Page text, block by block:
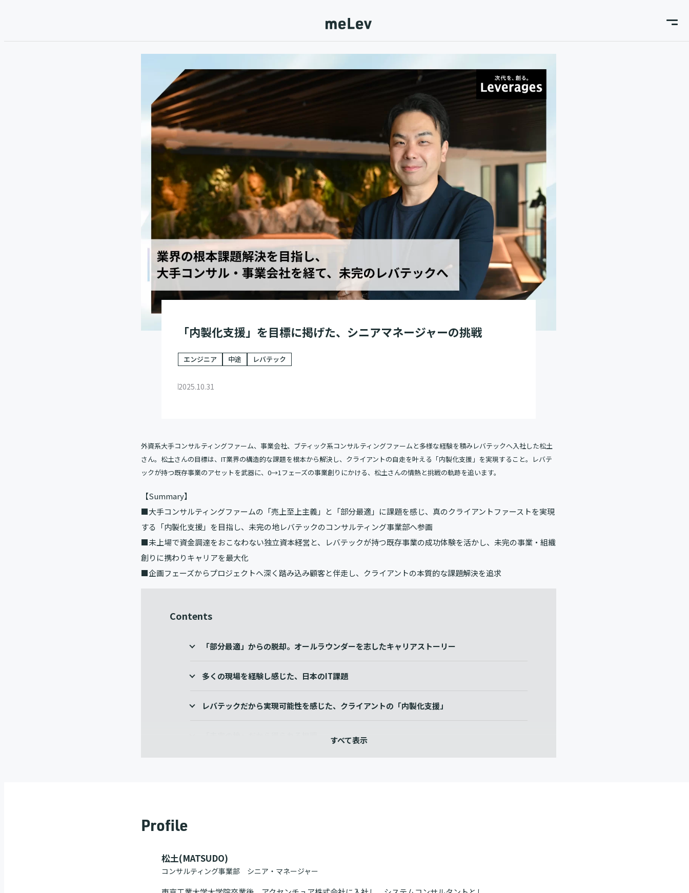
「内製化支援」を目標に掲げた、シニアマネージャーの挑戦
エンジニア 中途 レバテック
2025.10.31
外資系大手コンサルティングファーム、事業会社、ブティック系コンサルティングファームと多様な経験を積みレバテックへ入社した松土
さん。松土さんの目標は、IT業界の構造的な課題を根本から解決し、クライアントの自走を叶える「内製化支援」を実現すること。レバテ
ックが持つ既存事業のアセットを武器に、0→1フェーズの事業創りにかける、松土さんの情熱と挑戦の軌跡を追います。
【Summary】
■大手コンサルティングファームの「売上至上主義」と「部分最適」に課題を感じ、真のクライアントファーストを実現
する「内製化支援」を目指し、未完の地レバテックのコンサルティング事業部へ参画
■未上場で資金調達をおこなわない独立資本経営と、レバテックが持つ既存事業の成功体験を活かし、未完の事業・組織
創りに携わりキャリアを最大化
■企画フェーズからプロジェクトへ深く踏み込み顧客と伴走し、クライアントの本質的な課題解決を追求
Contents
「部分最適」からの脱却。オールラウンダーを志したキャリアストーリー
多くの現場を経験し感じた、日本のIT課題
レバテックだから実現可能性を感じた、クライアントの「内製化支援」
Profile
松土(MATSUDO)
コンサルティング事業部 シニア・マネージャー